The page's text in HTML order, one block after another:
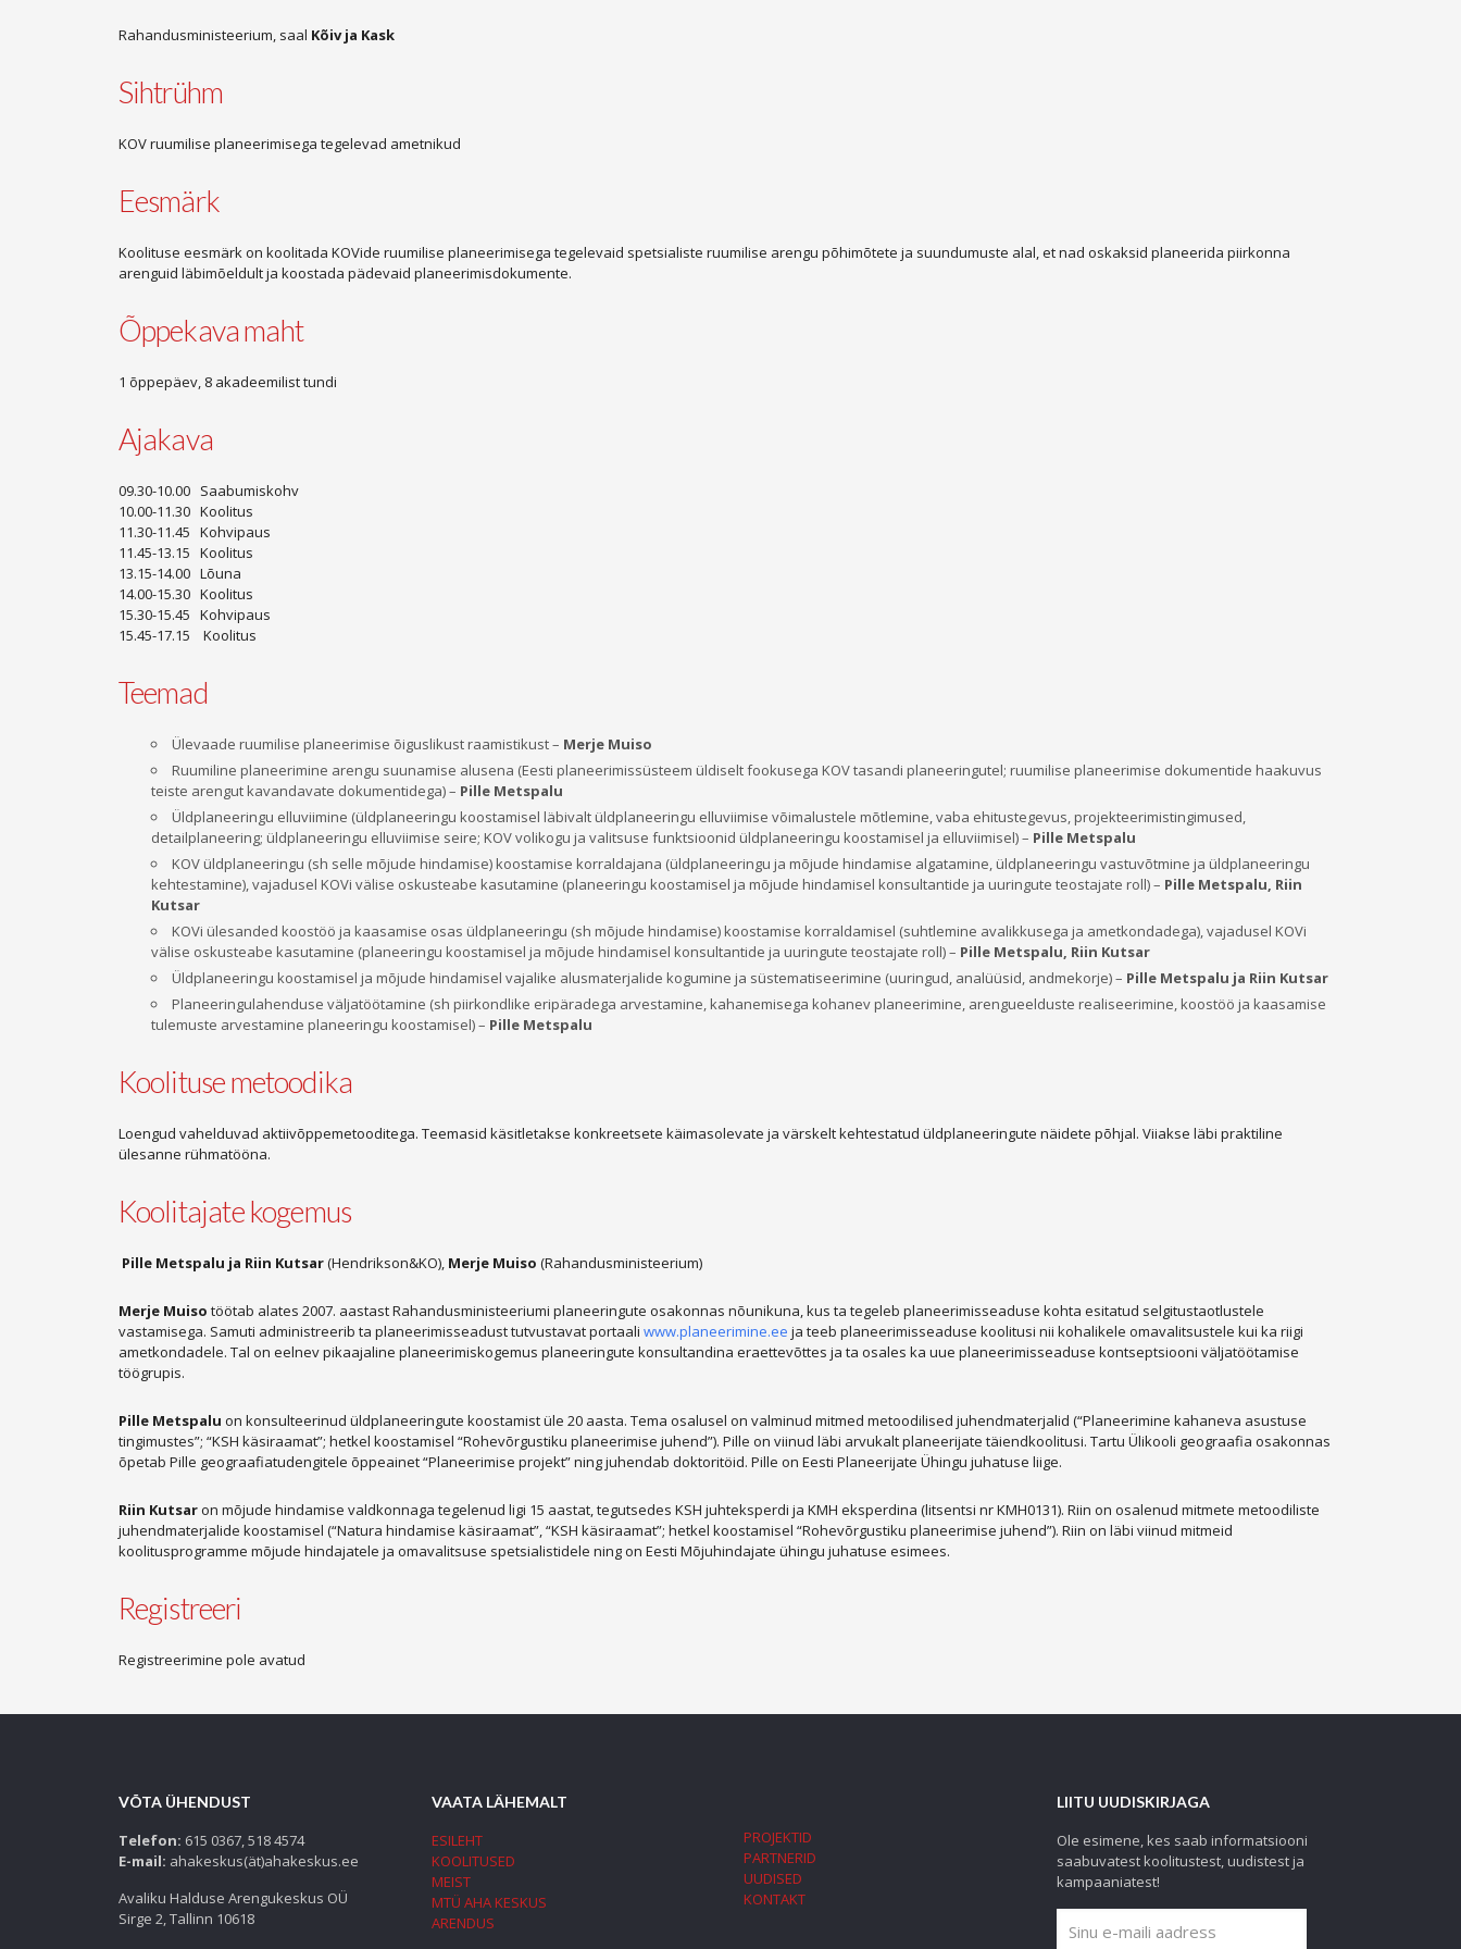
Rahandusministeerium, saal Kõiv ja Kask
Sihtrühm
KOV ruumilise planeerimisega tegelevad ametnikud
Eesmärk
Koolituse eesmärk on koolitada KOVide ruumilise planeerimisega tegelevaid spetsialiste ruumilise arengu põhimõtete ja suundumuste alal, et nad oskaksid planeerida piirkonna
arenguid läbimõeldult ja koostada pädevaid planeerimisdokumente.
Õppekava maht
1 õppepäev, 8 akadeemilist tundi
Ajakava
09.30-10.00 Saabumiskohv
10.00-11.30 Koolitus
11.30-11.45 Kohvipaus
11.45-13.15 Koolitus
13.15-14.00 Lõuna
14.00-15.30 Koolitus
15.30-15.45 Kohvipaus
15.45-17.15 Koolitus
Teemad
Ülevaade ruumilise planeerimise õiguslikust raamistikust – Merje Muiso
Ruumiline planeerimine arengu suunamise alusena (Eesti planeerimissüsteem üldiselt fookusega KOV tasandi planeeringutel; ruumilise planeerimise dokumentide haakuvus
teiste arengut kavandavate dokumentidega) – Pille Metspalu
Üldplaneeringu elluviimine (üldplaneeringu koostamisel läbivalt üldplaneeringu elluviimise võimalustele mõtlemine, vaba ehitustegevus, projekteerimistingimused,
detailplaneering; üldplaneeringu elluviimise seire; KOV volikogu ja valitsuse funktsioonid üldplaneeringu koostamisel ja elluviimisel) – Pille Metspalu
KOV üldplaneeringu (sh selle mõjude hindamise) koostamise korraldajana (üldplaneeringu ja mõjude hindamise algatamine, üldplaneeringu vastuvõtmine ja üldplaneeringu
kehtestamine), vajadusel KOVi välise oskusteabe kasutamine (planeeringu koostamisel ja mõjude hindamisel konsultantide ja uuringute teostajate roll) – Pille Metspalu, Riin
Kutsar
KOVi ülesanded koostöö ja kaasamise osas üldplaneeringu (sh mõjude hindamise) koostamise korraldamisel (suhtlemine avalikkusega ja ametkondadega), vajadusel KOVi
välise oskusteabe kasutamine (planeeringu koostamisel ja mõjude hindamisel konsultantide ja uuringute teostajate roll) – Pille Metspalu, Riin Kutsar
Üldplaneeringu koostamisel ja mõjude hindamisel vajalike alusmaterjalide kogumine ja süstematiseerimine (uuringud, analüüsid, andmekorje) – Pille Metspalu ja Riin Kutsar
Planeeringulahenduse väljatöötamine (sh piirkondlike eripäradega arvestamine, kahanemisega kohanev planeerimine, arengueelduste realiseerimine, koostöö ja kaasamise
tulemuste arvestamine planeeringu koostamisel) – Pille Metspalu
Koolituse metoodika
Loengud vahelduvad aktiivõppemetooditega. Teemasid käsitletakse konkreetsete käimasolevate ja värskelt kehtestatud üldplaneeringute näidete põhjal. Viiakse läbi praktiline
ülesanne rühmatööna.
Koolitajate kogemus
Pille Metspalu ja Riin Kutsar(Hendrikson&KO), Merje Muiso (Rahandusministeerium)
Merje Muiso töötab alates 2007. aastast Rahandusministeeriumi planeeringute osakonnas nõunikuna, kus ta tegeleb planeerimisseaduse kohta esitatud selgitustaotlustele
vastamisega. Samuti administreerib ta planeerimisseadust tutvustavat portaali www.planeerimine.ee ja teeb planeerimisseaduse koolitusi nii kohalikele omavalitsustele kui ka riigi
ametkondadele. Tal on eelnev pikaajaline planeerimiskogemus planeeringute konsultandina eraettevõttes ja ta osales ka uue planeerimisseaduse kontseptsiooni väljatöötamise
töögrupis.
Pille Metspalu on konsulteerinud üldplaneeringute koostamist üle 20 aasta. Tema osalusel on valminud mitmed metoodilised juhendmaterjalid (“Planeerimine kahaneva asustuse
tingimustes”; “KSH käsiraamat”; hetkel koostamisel “Rohevõrgustiku planeerimise juhend”). Pille on viinud läbi arvukalt planeerijate täiendkoolitusi. Tartu Ülikooli geograafia osakonnas
õpetab Pille geograafiatudengitele õppeainet “Planeerimise projekt” ning juhendab doktoritöid. Pille on Eesti Planeerijate Ühingu juhatuse liige.
Riin Kutsaron mõjude hindamise valdkonnaga tegelenud ligi 15 aastat, tegutsedes KSH juhteksperdi ja KMH eksperdina (litsentsi nr KMH0131). Riin on osalenud mitmete metoodiliste
juhendmaterjalide koostamisel (“Natura hindamise käsiraamat”, “KSH käsiraamat”; hetkel koostamisel “Rohevõrgustiku planeerimise juhend”). Riin on läbi viinud mitmeid
koolitusprogramme mõjude hindajatele ja omavalitsuse spetsialistidele ning on Eesti Mõjuhindajate ühingu juhatuse esimees.
Registreeri
Registreerimine pole avatud
VÕTA ÜHENDUST
Telefon: 615 0367, 518 4574
E-mail: ahakeskus(ät)ahakeskus.ee
Avaliku Halduse Arengukeskus OÜ
Sirge 2, Tallinn 10618
VAATA LÄHEMALT
ESILEHT
KOOLITUSED
MEIST
MTÜ AHA KESKUS
ARENDUS
PROJEKTID
PARTNERID
UUDISED
KONTAKT
LIITU UUDISKIRJAGA
Ole esimene, kes saab informatsiooni
saabuvatest koolitustest, uudistest ja
kampaaniatest!